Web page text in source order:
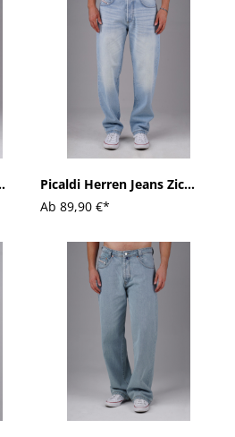
Picaldi Herren Jeans Zicco
472 Diamond washed
light blue
Ab 89,90 €*